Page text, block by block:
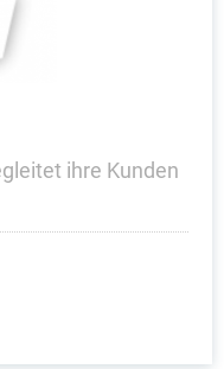
ihre Kunden